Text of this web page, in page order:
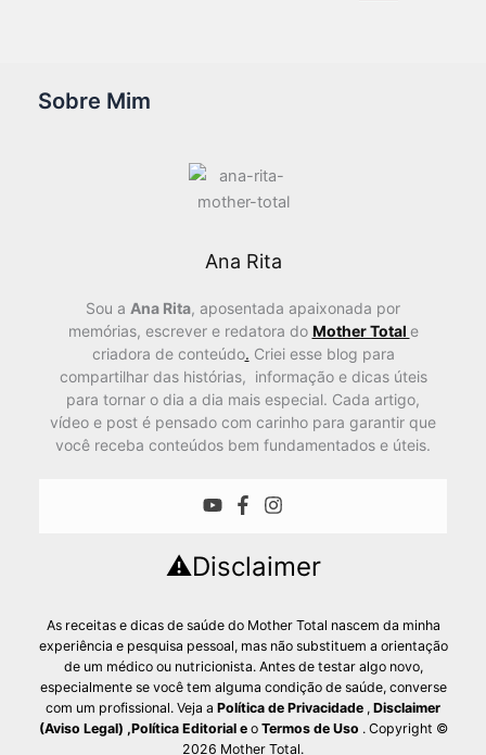
Sobre Mim
Ana Rita
Sou a Ana Rita, aposentada apaixonada por
memórias, escrever e redatora do Mother Total e
criadora de conteúdo. Criei esse blog para
compartilhar das histórias, informação e dicas úteis
para tornar o dia a dia mais especial. Cada artigo,
vídeo e post é pensado com carinho para garantir que
você receba conteúdos bem fundamentados e úteis.
⚠️Disclaimer
As receitas e dicas de saúde do Mother Total nascem da minha
experiência e pesquisa pessoal, mas não substituem a orientação
de um médico ou nutricionista. Antes de testar algo novo,
especialmente se você tem alguma condição de saúde, converse
com um profissional. Veja a Política de Privacidade , Disclaimer
(Aviso Legal) ,Política Editoriale o Termos de Uso . Copyright ©
2026 Mother Total.